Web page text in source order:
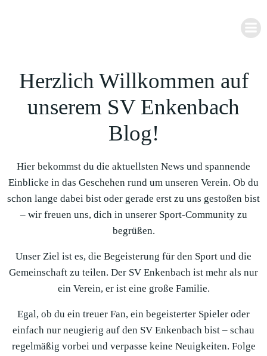
Herzlich Willkommen auf
unserem SV Enkenbach
Blog!
Hier bekommst du die aktuellsten News und spannende
Einblicke in das Geschehen rund um unseren Verein. Ob du
schon lange dabei bist oder gerade erst zu uns gestoßen bist
– wir freuen uns, dich in unserer Sport-Community zu
begrüßen.
Unser Ziel ist es, die Begeisterung für den Sport und die
Gemeinschaft zu teilen. Der SV Enkenbach ist mehr als nur
ein Verein, er ist eine große Familie.
Egal, ob du ein treuer Fan, ein begeisterter Spieler oder
einfach nur neugierig auf den SV Enkenbach bist – schau
regelmäßig vorbei und verpasse keine Neuigkeiten. Folge